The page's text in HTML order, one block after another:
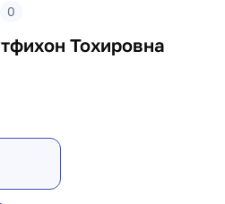
0
Тохировна